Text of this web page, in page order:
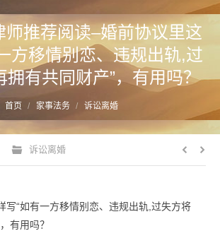
师推荐阅读–婚前协议里这
方移情别恋、违规出轨,过
拥有共同财产”，有用吗？
首页 家事法务 诉讼离婚
诉讼离婚
写“如有一方移情别恋、违规出轨,过失方将
有用吗？